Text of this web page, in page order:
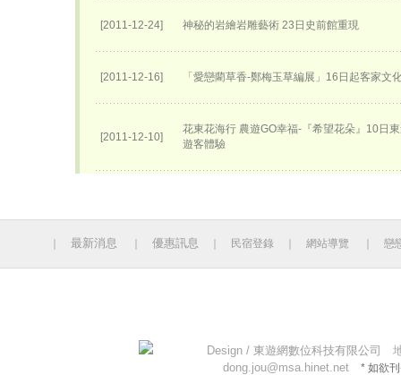
[2011-12-24] 神秘的岩繪岩雕藝術 23日史前館重現
[2011-12-16] 「愛戀藺草香-鄭梅玉草編展」16日起客家文
[2011-12-10]
花東花海行 農遊GO幸福-『希望花朵』10日
遊客體驗
最新消息 優惠訊息 民宿登錄 網站導覽 戀
Design / 東遊網數位科技有限公司
dong.jou@msa.hinet.net
* 如欲